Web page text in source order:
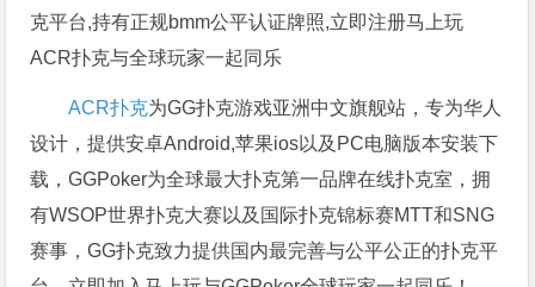
克平台,持有正规bmm公平认证牌照,立即注册马上玩
ACR扑克与全球玩家一起同乐
ACR扑克为GG扑克游戏亚洲中文旗舰站，专为华人
设计，提供安卓Android,苹果ios以及PC电脑版本安装下
载，GGPoker为全球最大扑克第一品牌在线扑克室，拥
有WSOP世界扑克大赛以及国际扑克锦标赛MTT和SNG
赛事，GG扑克致力提供国内最完善与公平公正的扑克平